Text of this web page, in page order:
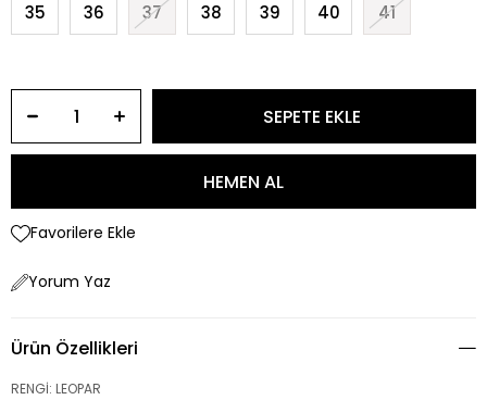
35
36 37 38 39 40 41
Favorilere Ekle
Yorum Yaz
Ürün Özellikleri
RENGİ: LEOPAR